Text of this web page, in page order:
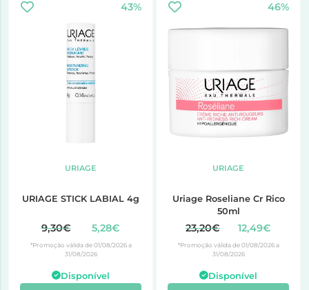
43%
URIAGE
URIAGE STICK LABIAL 4g
9,30€ 5,28€
*Promoção válida de 01/08/2026 a
31/08/2026
Disponível
46%
URIAGE
Uriage Roseliane Cr Rico
50ml
23,20€ 12,49€
*Promoção válida de 01/08/2026 a
31/08/2026
Disponível